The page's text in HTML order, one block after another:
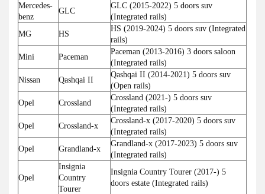
Mercedes-
benz
GLC
GLC (2015-2022) 5 doors suv
(Integrated rails)
MG
HS
HS (2019-2024) 5 doors suv (Integrated
rails)
Mini
Paceman
Paceman (2013-2016) 3 doors saloon
(Integrated rails)
Nissan
Qashqai II
Qashqai II (2014-2021) 5 doors suv
(Open rails)
Opel
Crossland
Crossland (2021-) 5 doors suv
(Integrated rails)
Opel
Crossland-x
Crossland-x (2017-2020) 5 doors suv
(Integrated rails)
Opel
Grandland-x
Grandland-x (2017-2023) 5 doors suv
(Integrated rails)
Opel
Insignia
Country
Tourer
Insignia Country Tourer (2017-) 5
doors estate (Integrated rails)